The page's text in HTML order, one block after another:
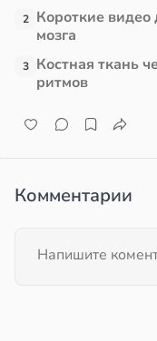
2 Короткие видео
мозга
3 Костная ткань
ритмов
Комментарии